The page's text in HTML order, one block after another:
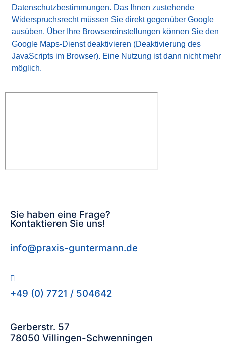
Datenschutzbestimmungen. Das Ihnen zustehende
Widerspruchsrecht müssen Sie direkt gegenüber Google
ausüben. Über Ihre Browsereinstellungen können Sie den
Google Maps-Dienst deaktivieren (Deaktivierung des
JavaScripts im Browser). Eine Nutzung ist dann nicht mehr
möglich.
Sie haben eine Frage?
Kontaktieren Sie uns!
info@praxis-guntermann.de
+49 (0) 7721 / 504642
Gerberstr. 57
78050 Villingen-Schwenningen